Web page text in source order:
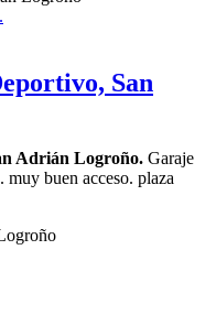
San
Adrián Logroño. Garaje
muy buen acceso. plaza